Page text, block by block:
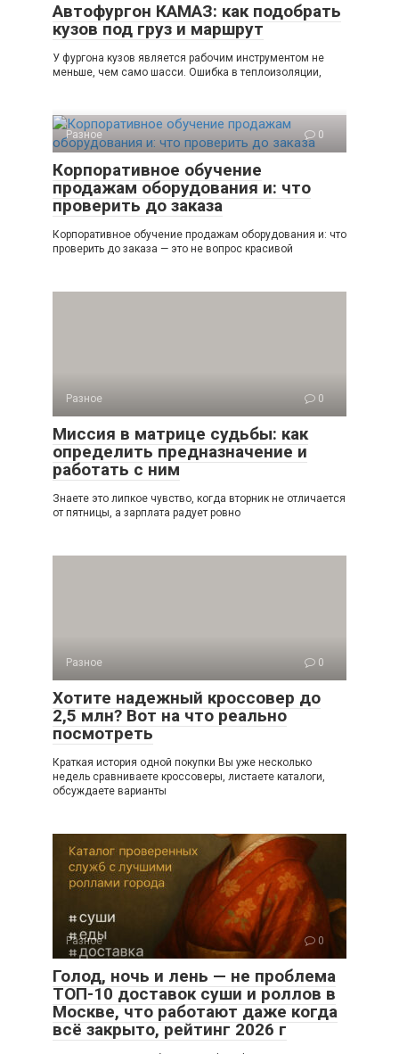
Автофургон КАМАЗ: как подобрать
кузов под груз и маршрут
У фургона кузов является рабочим инструментом не
меньше, чем само шасси. Ошибка в теплоизоляции,
Разное 0
Корпоративное обучение
продажам оборудования и: что
проверить до заказа
Корпоративное обучение продажам оборудования и: что
проверить до заказа — это не вопрос красивой
Разное 0
Миссия в матрице судьбы: как
определить предназначение и
работать с ним
Знаете это липкое чувство, когда вторник не отличается
от пятницы, а зарплата радует ровно
Разное 0
Хотите надежный кроссовер до
2,5 млн? Вот на что реально
посмотреть
Краткая история одной покупки Вы уже несколько
недель сравниваете кроссоверы, листаете каталоги,
обсуждаете варианты
Разное 0
Голод, ночь и лень — не проблема
ТОП-10 доставок суши и роллов в
Москве, что работают даже когда
всё закрыто, рейтинг 2026 г